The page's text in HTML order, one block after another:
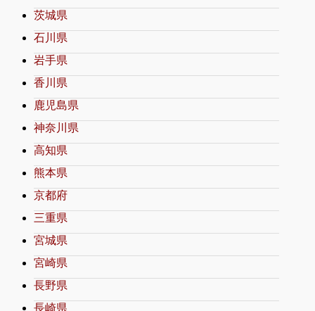
茨城県
石川県
岩手県
香川県
鹿児島県
神奈川県
高知県
熊本県
京都府
三重県
宮城県
宮崎県
長野県
長崎県